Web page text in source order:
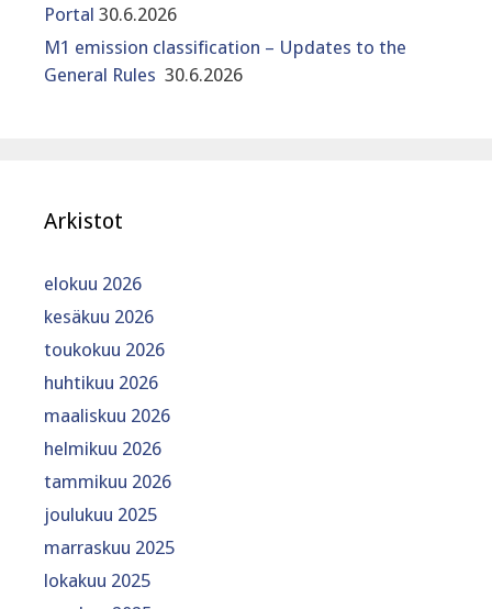
Portal 30.6.2026
M1 emission classification – Updates to the
General Rules 30.6.2026
Arkistot
elokuu 2026
kesäkuu 2026
toukokuu 2026
huhtikuu 2026
maaliskuu 2026
helmikuu 2026
tammikuu 2026
joulukuu 2025
marraskuu 2025
lokakuu 2025